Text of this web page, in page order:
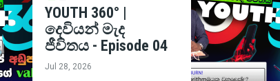
YOUTH 360° |
දෙවියන් මැද
ජීවිතය - Episode 04
Jul 28, 2026